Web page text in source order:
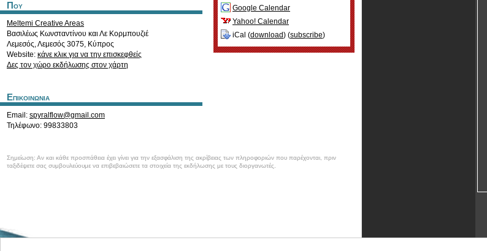
Που
Meltemi Creative Areas
Βασιλέως Κωνσταντίνου και Λε Κορμπουζιέ
Λεμεσός,Λεμεσός 3075, Κύπρος
Website: κάνε κλικ για να την επισκεφθείς
Δες τον χώρο εκδήλωσης στον χάρτη
Επικοινωνια
Email: spyralflow@gmail.com
Τηλέφωνο: 99833803
Google Calendar
Yahoo! Calendar
iCal (download) (subscribe)
Σημείωση: Αν και κάθε προσπάθεια έχει γίνει για την εξασφάλιση της ακρίβειας των πληροφοριών που παρέχονται, πριν
ταξιδέψετε σας συμβουλεύουμε να επιβεβαιώσετε τα στοιχεία της εκδήλωσης με τους διοργανωτές.